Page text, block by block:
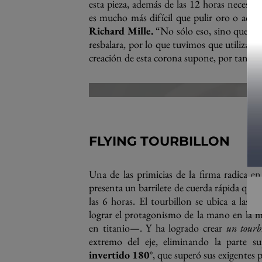
esta pieza, además de las 12 horas
es mucho más difícil que pulir oro o
Richard Mille.“No sólo eso, sino que el
resbalara, por lo que tuvimos que utilizar
creación de esta corona supone, por
FLYING TOURBILLON
Una de las primicias de la firma radica
presenta un barrilete de cuerda rápida
las 6 horas. El tourbillon se ubica a las
lograr el protagonismo de la mano en la
en titanio—. Y ha logrado crear un
extremo del eje, eliminando la parte
invertido 180°, que superó sus exigentes